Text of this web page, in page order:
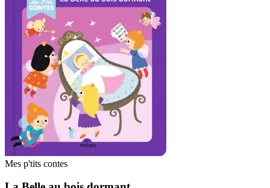
Mes p'tits contes